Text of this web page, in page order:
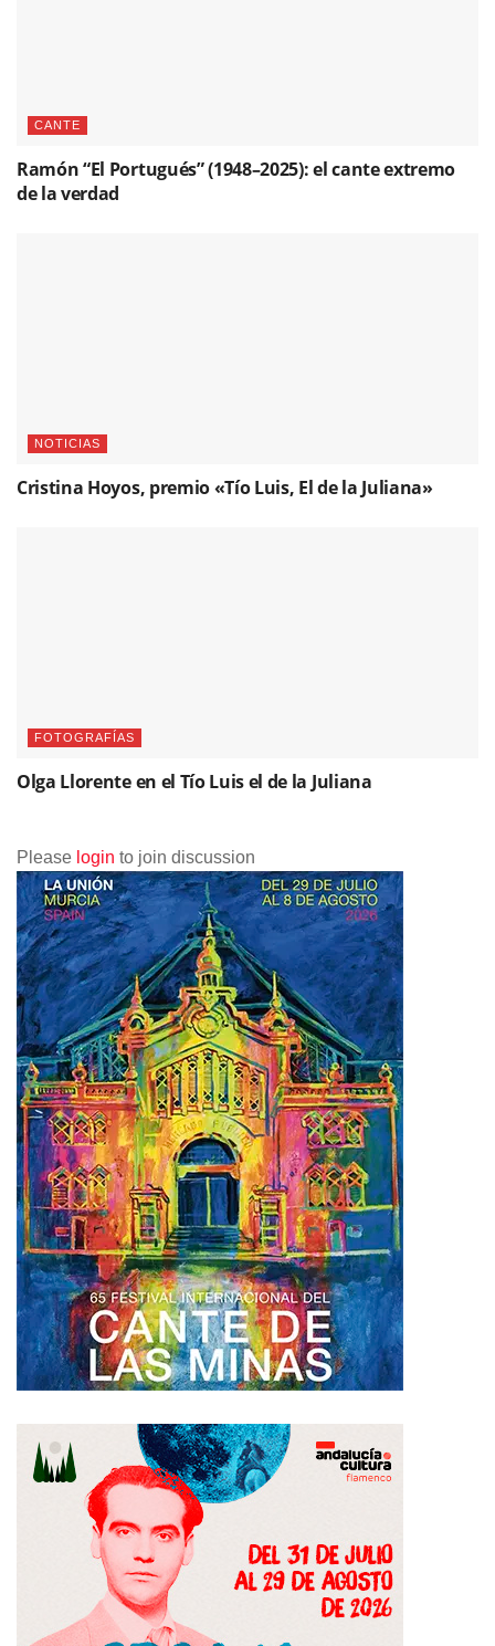
CANTE
Ramón “El Portugués” (1948–2025): el cante extremo
de la verdad
NOTICIAS
Cristina Hoyos, premio «Tío Luis, El de la Juliana»
FOTOGRAFÍAS
Olga Llorente en el Tío Luis el de la Juliana
Please login to join discussion